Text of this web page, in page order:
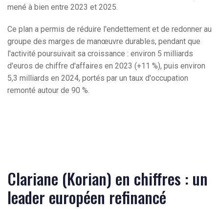
mené à bien entre 2023 et 2025.
Ce plan a permis de réduire l'endettement et de redonner au
groupe des marges de manœuvre durables, pendant que
l'activité poursuivait sa croissance : environ 5 milliards
d'euros de chiffre d'affaires en 2023 (+11 %), puis environ
5,3 milliards en 2024, portés par un taux d'occupation
remonté autour de 90 %.
Clariane (Korian) en chiffres : un
leader européen refinancé